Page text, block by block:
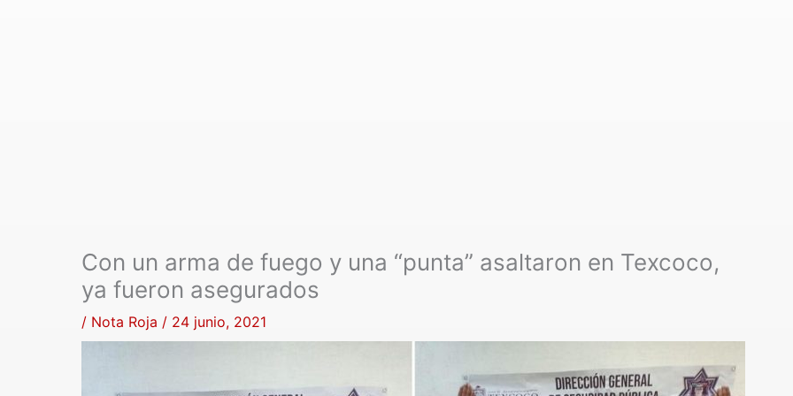
Con un arma de fuego y una “punta” asaltaron en Texcoco,
ya fueron asegurados
/ Nota Roja / 24 junio, 2021